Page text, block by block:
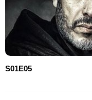
S01E05